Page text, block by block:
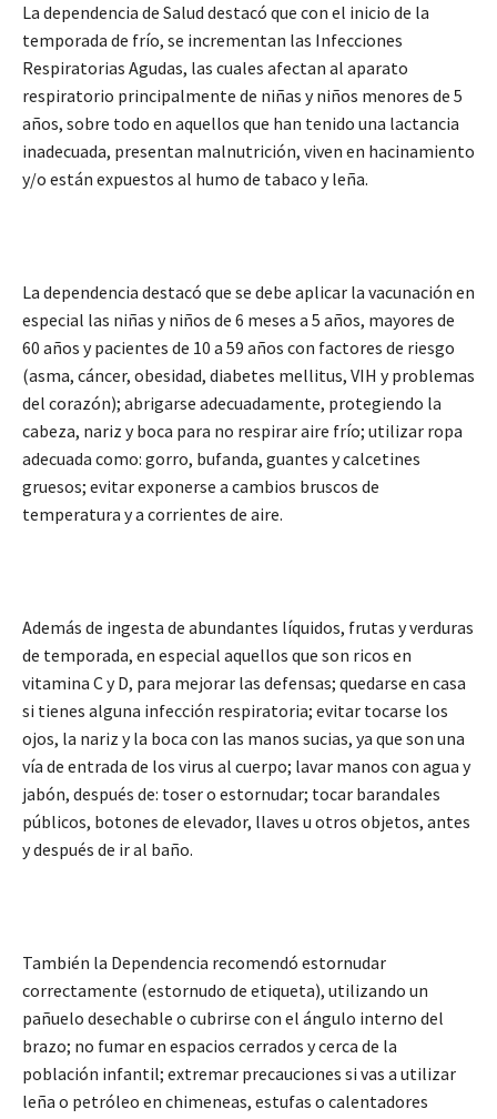
La dependencia de Salud destacó que con el inicio de la
temporada de frío, se incrementan las Infecciones
Respiratorias Agudas, las cuales afectan al aparato
respiratorio principalmente de niñas y niños menores de 5
años, sobre todo en aquellos que han tenido una lactancia
inadecuada, presentan malnutrición, viven en hacinamiento
y/o están expuestos al humo de tabaco y leña.
La dependencia destacó que se debe aplicar la vacunación en
especial las niñas y niños de 6 meses a 5 años, mayores de
60 años y pacientes de 10 a 59 años con factores de riesgo
(asma, cáncer, obesidad, diabetes mellitus, VIH y problemas
del corazón); abrigarse adecuadamente, protegiendo la
cabeza, nariz y boca para no respirar aire frío; utilizar ropa
adecuada como: gorro, bufanda, guantes y calcetines
gruesos; evitar exponerse a cambios bruscos de
temperatura y a corrientes de aire.
Además de ingesta de abundantes líquidos, frutas y verduras
de temporada, en especial aquellos que son ricos en
vitamina C y D, para mejorar las defensas; quedarse en casa
si tienes alguna infección respiratoria; evitar tocarse los
ojos, la nariz y la boca con las manos sucias, ya que son una
vía de entrada de los virus al cuerpo; lavar manos con agua y
jabón, después de: toser o estornudar; tocar barandales
públicos, botones de elevador, llaves u otros objetos, antes
y después de ir al baño.
También la Dependencia recomendó estornudar
correctamente (estornudo de etiqueta), utilizando un
pañuelo desechable o cubrirse con el ángulo interno del
brazo; no fumar en espacios cerrados y cerca de la
población infantil; extremar precauciones si vas a utilizar
leña o petróleo en chimeneas, estufas o calentadores